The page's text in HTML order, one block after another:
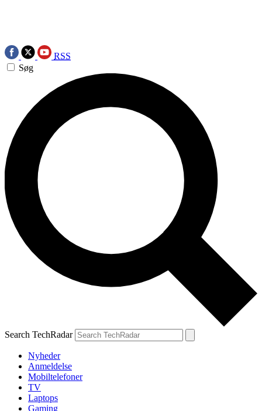
RSS
Søg
Search TechRadar
Nyheder
Anmeldelse
Mobiltelefoner
TV
Laptops
Gaming